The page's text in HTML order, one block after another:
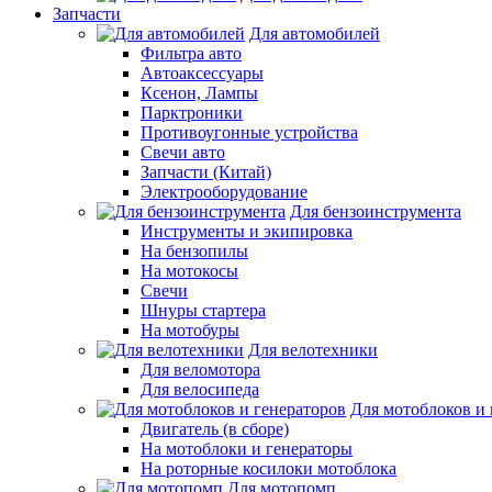
Запчасти
Для автомобилей
Фильтра авто
Автоаксессуары
Ксенон, Лампы
Парктроники
Противоугонные устройства
Свечи авто
Запчасти (Китай)
Электрооборудование
Для бензоинструмента
Инструменты и экипировка
На бензопилы
На мотокосы
Свечи
Шнуры стартера
На мотобуры
Для велотехники
Для веломотора
Для велосипеда
Для мотоблоков и
Двигатель (в сборе)
На мотоблоки и генераторы
На роторные косилоки мотоблока
Для мотопомп